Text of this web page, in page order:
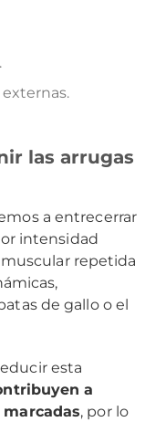
las arrugas
a entrecerrar
intensidad
repetida
de gallo o el
esta
a
, por lo